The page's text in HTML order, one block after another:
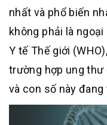
nhất và phổ biến
không phải là
Y tế Thế giới
trường hợp ung thư
và con số này